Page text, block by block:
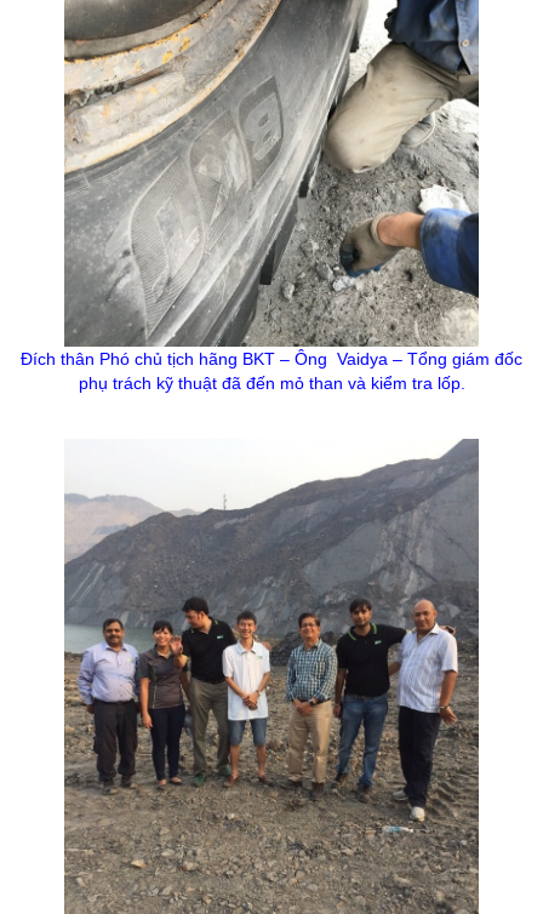
Đích thân Phó chủ tịch hãng BKT – Ông Vaidya – Tổng giám đốc
phụ trách kỹ thuật đã đến mỏ than và kiểm tra lốp.